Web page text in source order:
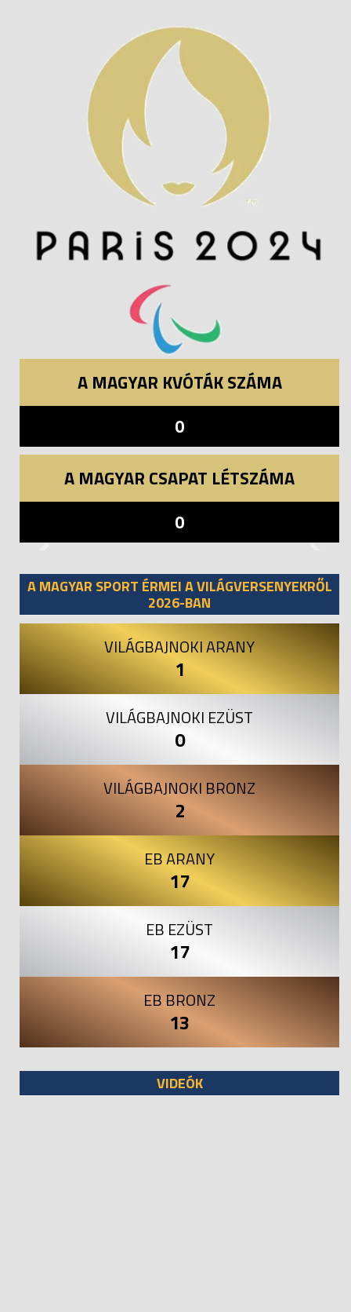
A MAGYAR KVÓTÁK SZÁMA
0
A MAGYAR CSAPAT LÉTSZÁMA
0
A MAGYAR SPORT ÉRMEI A VILÁGVERSENYEKRŐL
2026-BAN
VILÁGBAJNOKI ARANY
1
VILÁGBAJNOKI EZÜST
0
VILÁGBAJNOKI BRONZ
2
EB ARANY
17
EB EZÜST
17
EB BRONZ
13
VIDEÓK